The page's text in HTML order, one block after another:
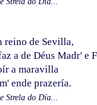
reino de Sevilla,
a de Déus Madr' e
a maravilla
ende prazería.
Strela do Día...